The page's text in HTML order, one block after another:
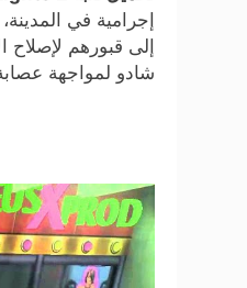
إجرامية في
إلى قبورهم لإصلاح
شادو لمواجهة